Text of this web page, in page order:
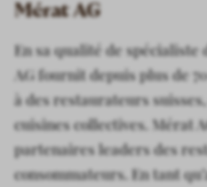
Mérat AG
En sa qualité de
AG fournit depuis plus de
à des restaurateurs
cuisines collectives. Mérat
partenaires leaders des
consommateurs. En tant